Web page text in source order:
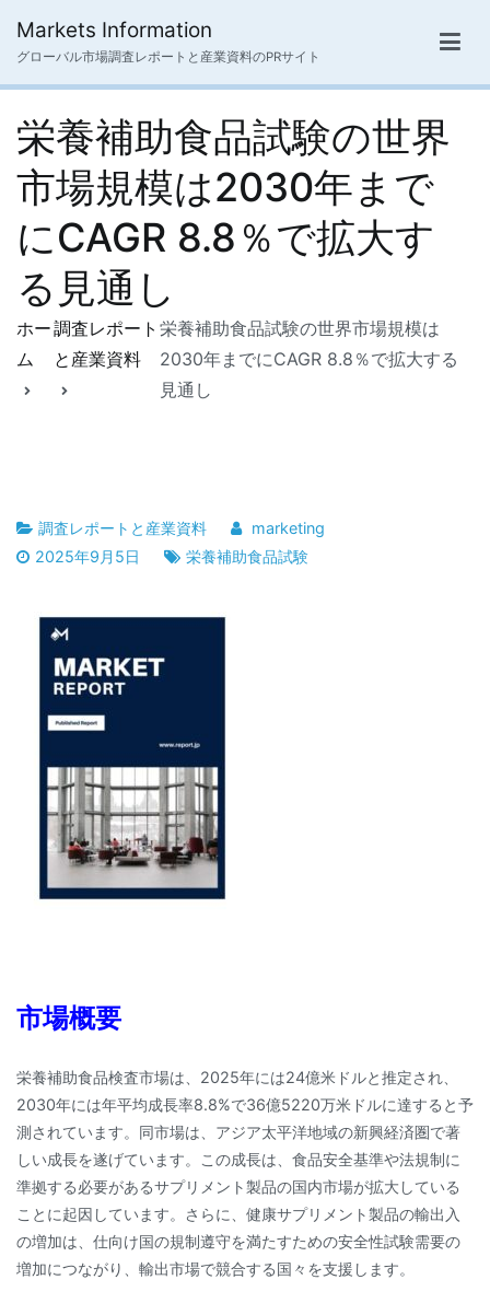
ス
Markets Information
グローバル市場調査レポートと産業資料のPRサイト
栄養補助食品試験の世界
市場規模は2030年まで
にCAGR 8.8％で拡大す
る見通し
ホー
ム
調査レポート
と産業資料
栄養補助食品試験の世界市場規模は
2030年までにCAGR 8.8％で拡大する
見通し
調査レポートと産業資料
marketing
2025年9月5日
栄養補助食品試験
市場概要
栄養補助食品検査市場は、2025年には24億米ドルと推定され、
2030年には年平均成長率8.8%で36億5220万米ドルに達すると予
測されています。同市場は、アジア太平洋地域の新興経済圏で著
しい成長を遂げています。この成長は、食品安全基準や法規制に
準拠する必要があるサプリメント製品の国内市場が拡大している
ことに起因しています。さらに、健康サプリメント製品の輸出入
の増加は、仕向け国の規制遵守を満たすための安全性試験需要の
増加につながり、輸出市場で競合する国々を支援します。